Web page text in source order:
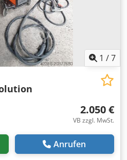
1 /7
2.050 €
VB zzgl. MwSt.
Anrufen